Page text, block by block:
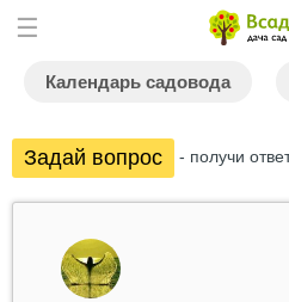
Календарь садовода
Задай вопрос - получи